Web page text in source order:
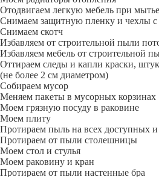
Отодвигаем легкую мебель при
Снимаем защитную пленку и чехлы с
Снимаем скотч
Избавляем от строительной пыли
Избавляем мебель от строительной
Оттираем следы и капли краски,
(не более 2 см диаметром)
Собираем мусор
Меняем пакеты в мусорных корзинах
Моем грязную посуду в раковине
Моем плиту
Протираем пыль на всех доступных
Протираем от пыли столешницы
Моем стол и стулья
Моем раковину и кран
Протираем от пыли настенные бра